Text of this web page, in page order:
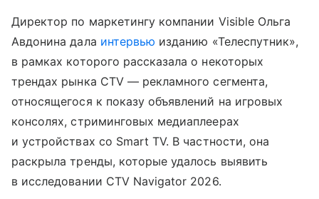
Директор по маркетингу компании Visible Ольга
Авдонина дала интервью изданию «Телеспутник»,
в рамках которого рассказала о некоторых
трендах рынка CTV — рекламного сегмента,
относящегося к показу объявлений на игровых
консолях, стриминговых медиаплеерах
и устройствах со Smart TV. В частности, она
раскрыла тренды, которые удалось выявить
в исследовании CTV Navigator 2026.